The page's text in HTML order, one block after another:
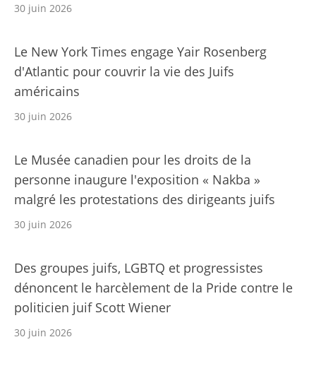
30 juin 2026
Le New York Times engage Yair Rosenberg
d'Atlantic pour couvrir la vie des Juifs
américains
30 juin 2026
Le Musée canadien pour les droits de la
personne inaugure l'exposition « Nakba »
malgré les protestations des dirigeants juifs
30 juin 2026
Des groupes juifs, LGBTQ et progressistes
dénoncent le harcèlement de la Pride contre le
politicien juif Scott Wiener
30 juin 2026